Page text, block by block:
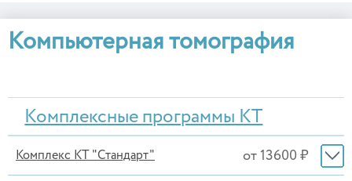
Компьютерная томография
Комплексные программы КТ
Комплекс КТ "Стандарт" от 13600 ₽